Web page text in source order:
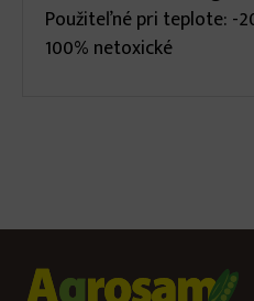
Použiteľné pri teplote: -
100% netoxické